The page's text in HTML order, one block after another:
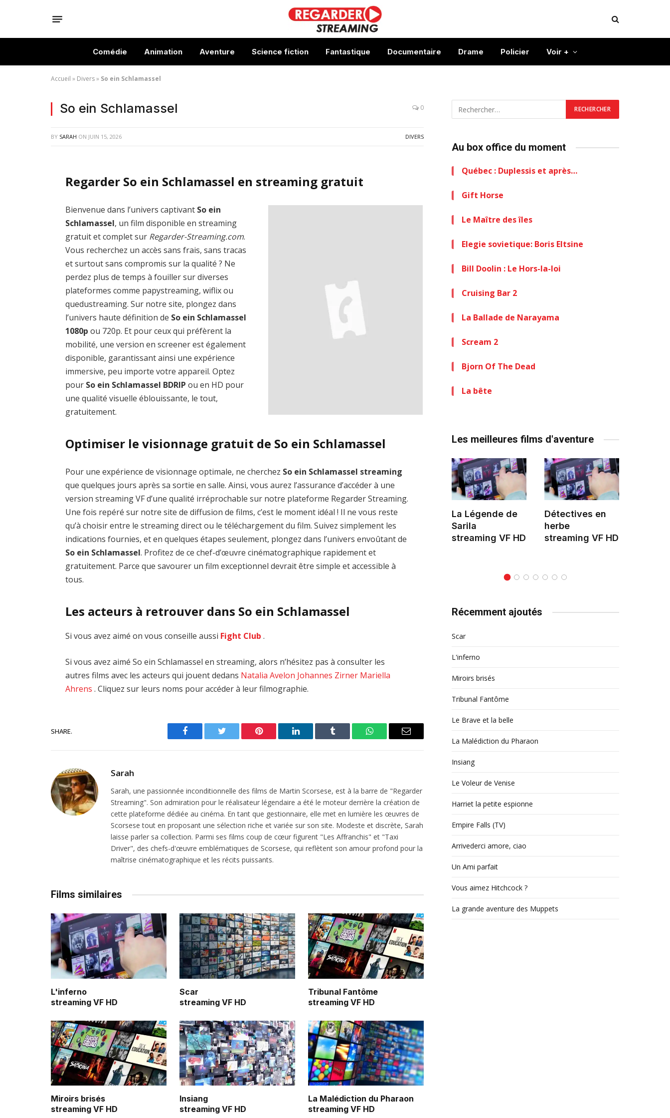
Comédie Animation Aventure Science fiction Fantastique Documentaire Drame Policier Voir +
Accueil » Divers» So ein Schlamassel
So ein Schlamassel 0
BY SARAH ON JUIN 15, 2026 DIVERS
Regarder So ein Schlamassel en streaming gratuit
Bienvenue dans l’univers captivant So ein
Schlamassel, un film disponible en streaming
gratuit et complet sur Regarder-Streaming.com.
Vous recherchez un accès sans frais, sans tracas
et surtout sans compromis sur la qualité ? Ne
perdez plus de temps à fouiller sur diverses
plateformes comme papystreaming, wiflix ou
quedustreaming. Sur notre site, plongez dans
l’univers haute définition de So ein Schlamassel
1080p ou 720p. Et pour ceux qui préfèrent la
mobilité, une version en screener est également
disponible, garantissant ainsi une expérience
immersive, peu importe votre appareil. Optez
pour So ein Schlamassel BDRIP ou en HD pour
une qualité visuelle éblouissante, le tout,
gratuitement.
Optimiser le visionnage gratuit de So ein Schlamassel
Pour une expérience de visionnage optimale, ne cherchez So ein Schlamassel streaming
que quelques jours après sa sortie en salle. Ainsi, vous aurez l’assurance d’accéder à une
version streaming VF d’une qualité irréprochable sur notre plateforme Regarder Streaming.
Une fois repéré sur notre site de diffusion de films, c’est le moment idéal ! Il ne vous reste
qu’à choisir entre le streaming direct ou le téléchargement du film. Suivez simplement les
indications fournies, et en quelques étapes seulement, plongez dans l’univers envoûtant de
So ein Schlamassel. Profitez de ce chef-d’œuvre cinématographique rapidement et
gratuitement. Parce que savourer un film exceptionnel devrait être simple et accessible à
tous.
Les acteurs à retrouver dans So ein Schlamassel
Si vous avez aimé on vous conseille aussi Fight Club .
Si vous avez aimé So ein Schlamassel en streaming, alors n’hésitez pas à consulter les
autres films avec les acteurs qui jouent dedans Natalia Avelon Johannes Zirner Mariella
Ahrens . Cliquez sur leurs noms pour accéder à leur filmographie.
SHARE.
Facebook Twitter Pinterest LinkedIn Tumblr WhatsAppEmail
Sarah
Sarah, une passionnée inconditionnelle des films de Martin Scorsese, est à la barre de "Regarder
Streaming". Son admiration pour le réalisateur légendaire a été le moteur derrière la création de
cette plateforme dédiée au cinéma. En tant que gestionnaire, elle met en lumière les œuvres de
Scorsese tout en proposant une sélection riche et variée sur son site. Modeste et discrète, Sarah
laisse parler sa collection. Parmi ses films coup de cœur figurent "Les Affranchis" et "Taxi
Driver", des chefs-d'œuvre emblématiques de Scorsese, qui reflètent son amour profond pour la
maîtrise cinématographique et les récits puissants.
Films similaires
L'inferno
streaming VF HD
Scar
streaming VF HD
Tribunal Fantôme
streaming VF HD
Miroirs brisés
streaming VF HD
Insiang
streaming VF HD
La Malédiction du Pharaon
streaming VF HD
Au box office du moment
Québec : Duplessis et après…
Gift Horse
Le Maître des îles
Elegie sovietique: Boris Eltsine
Bill Doolin : Le Hors-la-loi
Cruising Bar 2
La Ballade de Narayama
Scream 2
Bjorn Of The Dead
La bête
Les meilleures films d'aventure
Zenon: Girl of
the 21st Century
streaming VF HD
La Légende des
1000 dragons
streaming VF HD
La Légende de
Sarila
streaming VF HD
Détectives en
herbe
streaming VF HD
Récemment ajoutés
Scar
L'inferno
Miroirs brisés
Tribunal Fantôme
Le Brave et la belle
La Malédiction du Pharaon
Insiang
Le Voleur de Venise
Harriet la petite espionne
Empire Falls (TV)
Arrivederci amore, ciao
Un Ami parfait
Vous aimez Hitchcock ?
La grande aventure des Muppets